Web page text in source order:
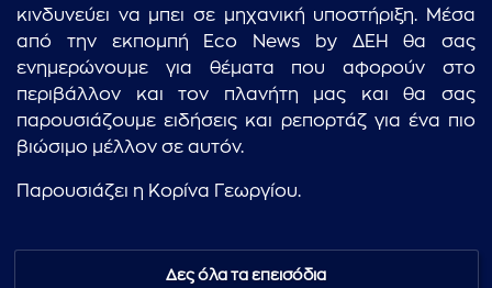
κινδυνεύει να μπει σε μηχανική υποστήριξη. Μέσα
από την εκπομπή Eco News by ΔΕΗ θα σας
ενημερώνουμε για θέματα που αφορούν στο
περιβάλλον και τον πλανήτη μας και θα σας
παρουσιάζουμε ειδήσεις και ρεπορτάζ για ένα πιο
βιώσιμο μέλλον σε αυτόν.
Παρουσιάζει η Κορίνα Γεωργίου.
Δες όλα τα επεισόδια